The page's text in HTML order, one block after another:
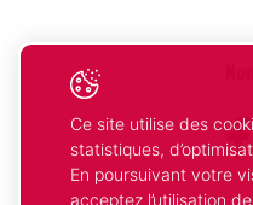
Ce site utilise des
statistiques,
En poursuivant votre
acceptez l’utilisation